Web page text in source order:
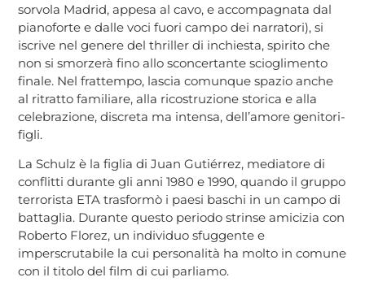
sorvola Madrid, appesa al cavo, e accompagnata dal
pianoforte e dalle voci fuori campo dei narratori), si
iscrive nel genere del thriller di inchiesta, spirito che
non si smorzerà fino allo sconcertante scioglimento
finale. Nel frattempo, lascia comunque spazio anche
al ritratto familiare, alla ricostruzione storica e alla
celebrazione, discreta ma intensa, dell’amore genitori-
figli.
La Schulz è la figlia di Juan Gutiérrez, mediatore di
conflitti durante gli anni 1980 e 1990, quando il gruppo
terrorista ETA trasformò i paesi baschi in un campo di
battaglia. Durante questo periodo strinse amicizia con
Roberto Florez, un individuo sfuggente e
imperscrutabile la cui personalità ha molto in comune
con il titolo del film di cui parliamo.